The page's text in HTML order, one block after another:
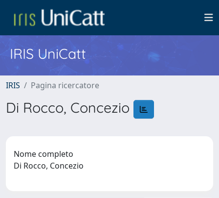
IRIS UniCatt
IRIS Pagina ricercatore
Di Rocco, Concezio
Nome completo
Di Rocco, Concezio